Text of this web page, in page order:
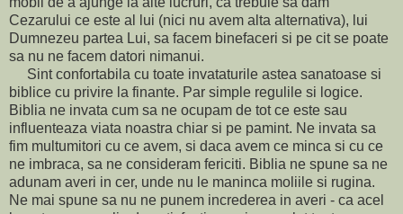
Cezarului ce este al lui (nici nu avem alta alternativa), lui
Dumnezeu partea Lui, sa facem binefaceri si pe cit se poate
sa nu ne facem datori nimanui.
Sint confortabila cu toate invataturile astea sanatoase si
biblice cu privire la finante. Par simple regulile si logice.
Biblia ne invata cum sa ne ocupam de tot ce este sau
influenteaza viata noastra chiar si pe pamint. Ne invata sa
fim multumitori cu ce avem, si daca avem ce minca si cu ce
ne imbraca, sa ne consideram fericiti. Biblia ne spune sa ne
adunam averi in cer, unde nu le maninca moliile si rugina.
Ne mai spune sa nu ne punem increderea in averi - ca acel